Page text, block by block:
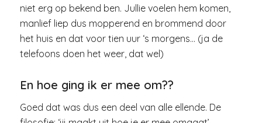
niet erg op bekend ben. Jullie voelen hem komen,
manlief liep dus mopperend en brommend door
het huis en dat voor tien uur ‘s morgens… (ja de
telefoons doen het weer, dat wel)
En hoe ging ik er mee om??
Goed dat was dus een deel van alle ellende. De